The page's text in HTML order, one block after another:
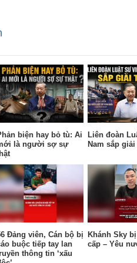
biện hay bỏ tù: Ai
là người sợ sự
Liên đoàn
Nam sắp giải
Đảng viên, Cán bộ bị
buộc tiếp tay lan
thông tin ‘xấu
Khánh Sky
cấp – Yêu